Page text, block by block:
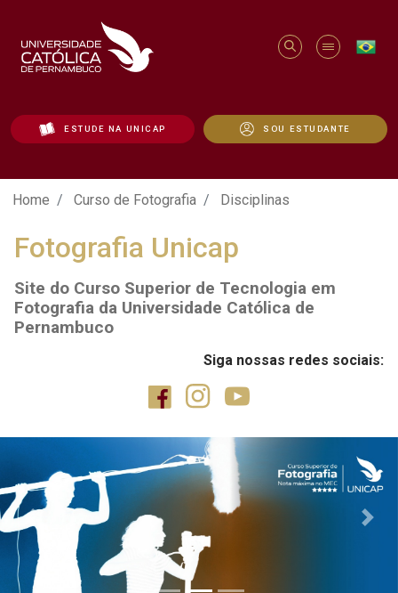
ESTUDE NA UNICAP SOU ESTUDANTE
Galeria Curso de Fotografia | Disciplinas
Home Curso de Fotografia Disciplinas
Fotografia Unicap
Site do Curso Superior de Tecnologia em
Fotografia da Universidade Católica de
Pernambuco
Siga nossas redes sociais:
Previous Next